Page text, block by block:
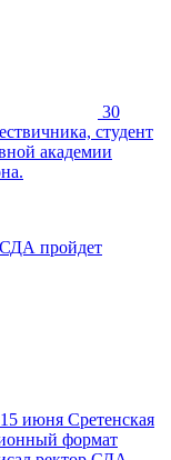
30
студент
академии
СДА пройдет
июня Сретенская
формат